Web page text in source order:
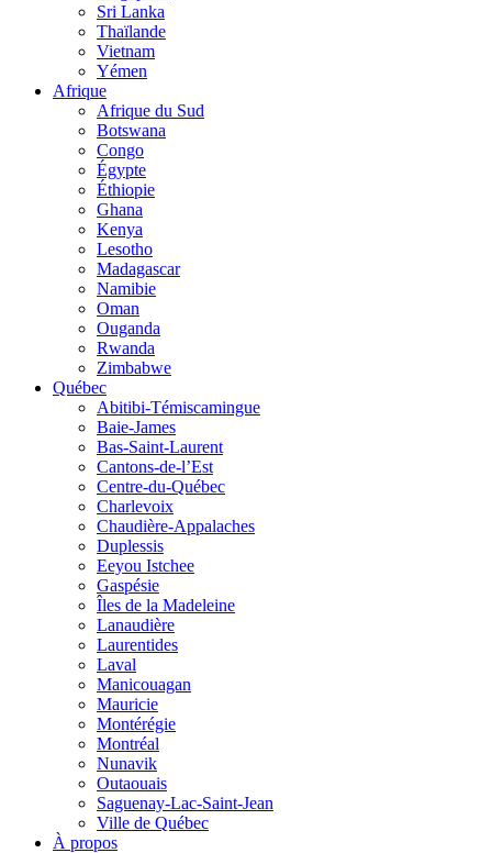
Sri Lanka
Thaïlande
Vietnam
Yémen
Afrique
Afrique du Sud
Botswana
Congo
Égypte
Éthiopie
Ghana
Kenya
Lesotho
Madagascar
Namibie
Oman
Ouganda
Rwanda
Zimbabwe
Québec
Abitibi-Témiscamingue
Baie-James
Bas-Saint-Laurent
Cantons-de-l’Est
Centre-du-Québec
Charlevoix
Chaudière-Appalaches
Duplessis
Eeyou Istchee
Gaspésie
Îles de la Madeleine
Lanaudière
Laurentides
Laval
Manicouagan
Mauricie
Montérégie
Montréal
Nunavik
Outaouais
Saguenay-Lac-Saint-Jean
Ville de Québec
À propos